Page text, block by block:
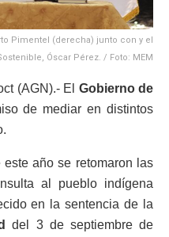
Pimentel (derecha) junto con y el
Óscar Pérez. / Foto: MEM
(AGN).- El Gobierno de
de mediar en distintos
año se retomaron las
al pueblo indígena
en la sentencia de la
del 3 de septiembre de